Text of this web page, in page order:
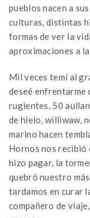
pueblos nacen a
culturas, distintas
formas de ver la
aproximaciones a
Mil veces temí al
deseé enfrentarme
rugientes, 50
de hielo, williwaw,
marino hacen
Hornos nos recibió
hizo pagar, la
quebró nuestro
tardamos en curar
compañero de